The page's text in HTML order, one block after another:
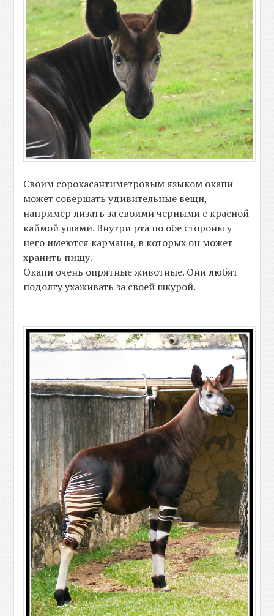
-
Своим сорокасантиметровым языком окапи
может совершать удивительные вещи,
например лизать за своими черными с красной
каймой ушами. Внутри рта по обе стороны у
него имеются карманы, в которых он может
хранить пищу.
Окапи очень опрятные животные. Они любят
подолгу ухаживать за своей шкурой.
-
-